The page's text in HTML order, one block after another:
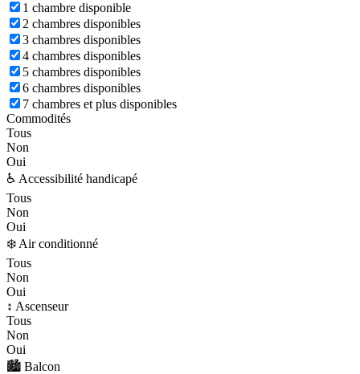
1 chambre disponible
2 chambres disponibles
3 chambres disponibles
4 chambres disponibles
5 chambres disponibles
6 chambres disponibles
7 chambres et plus disponibles
Commodités
Tous
Non
Oui
♿ Accessibilité handicapé
Tous
Non
Oui
❄️ Air conditionné
Tous
Non
Oui
↕️ Ascenseur
Tous
Non
Oui
🏙️ Balcon